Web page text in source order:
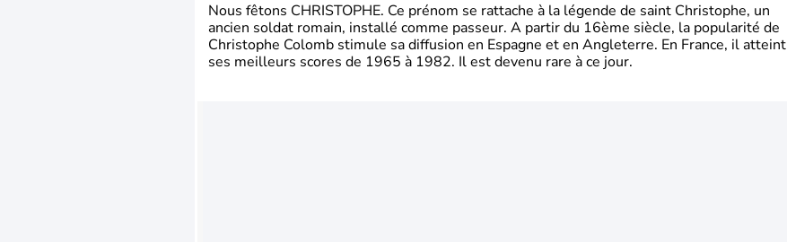
Nous fêtons CHRISTOPHE. Ce prénom se rattache à la légende de saint Christophe, un
ancien soldat romain, installé comme passeur. A partir du 16ème siècle, la popularité de
Christophe Colomb stimule sa diffusion en Espagne et en Angleterre. En France, il atteint
ses meilleurs scores de 1965 à 1982. Il est devenu rare à ce jour.